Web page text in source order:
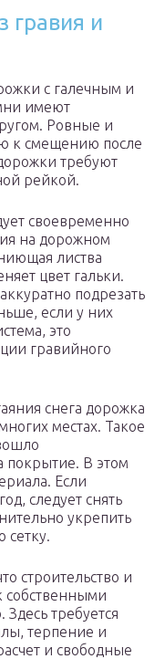
гравия и
с галечным и
имеют
Ровные и
к смещению после
требуют
рейкой.
своевременно
на дорожном
листва
цвет гальки.
подрезать
если у них
это
гравийного
снега дорожка
местах. Такое
покрытие. В этом
Если
следует снять
укрепить
сетку.
строительство и
собственными
требуется
терпение и
и свободные